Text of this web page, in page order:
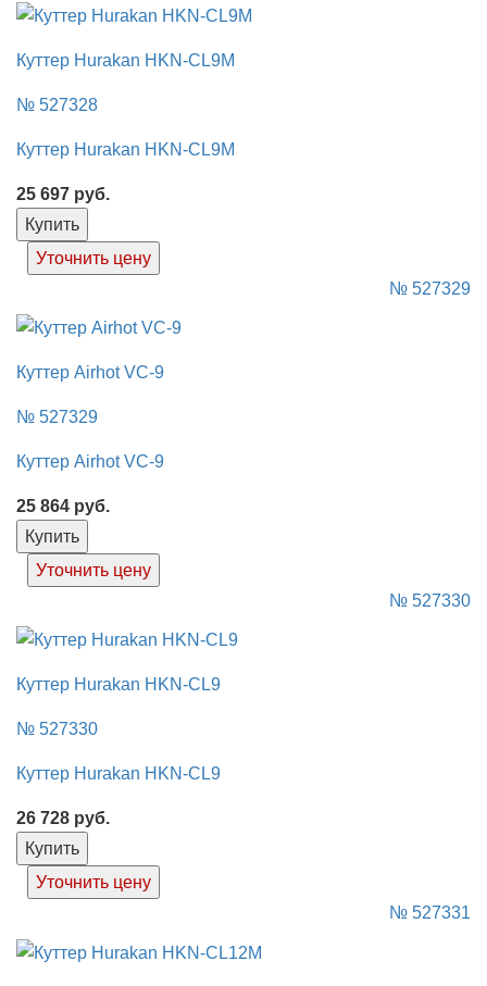
Куттер Hurakan HKN-CL9M
№ 527328
Куттер Hurakan HKN-CL9M
25 697 руб.
Купить
Уточнить цену
№ 527329
Куттер Airhot VC-9
№ 527329
Куттер Airhot VC-9
25 864 руб.
Купить
Уточнить цену
№ 527330
Куттер Hurakan HKN-CL9
№ 527330
Куттер Hurakan HKN-CL9
26 728 руб.
Купить
Уточнить цену
№ 527331